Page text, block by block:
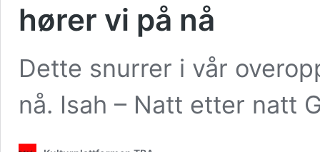
hører vi på nå
Dette snurrer i vår
nå. Isah – Natt etter natt